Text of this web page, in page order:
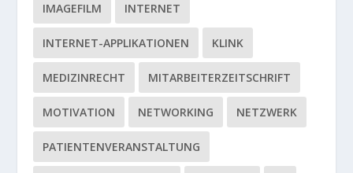
IMAGEFILM INTERNET
INTERNET-APPLIKATIONEN KLINK
MEDIZINRECHT MITARBEITERZEITSCHRIFT
MOTIVATION NETWORKING NETZWERK
PATIENTENVERANSTALTUNG